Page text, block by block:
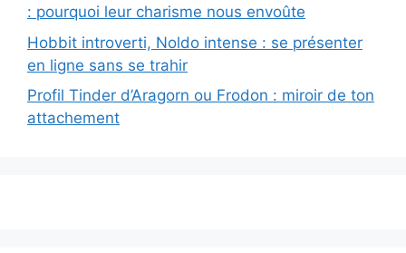
: pourquoi leur charisme nous envoûte
Hobbit introverti, Noldo intense : se présenter
en ligne sans se trahir
Profil Tinder d’Aragorn ou Frodon : miroir de ton
attachement